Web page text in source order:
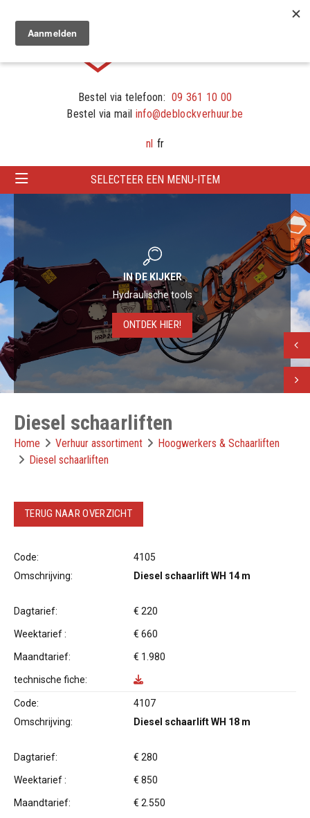
Bestel via telefoon: 09 361 10 00
Bestel via mail info@deblockverhuur.be
nl fr
SELECTEER EEN MENU-ITEM
PRODUCT IN DE KIJKER
Longreach rupskraan
ONTDEK HIER!
Diesel schaarliften
Home Verhuur assortiment
Hoogwerkers & Schaarliften
Diesel schaarliften
TERUG NAAR OVERZICHT
Code:
4105
Omschrijving:
Diesel schaarlift WH 14 m
Dagtarief: € 220
Weektarief : € 660
Maandtarief: € 1.980
technische fiche:
Code:
4107
Omschrijving:
Diesel schaarlift WH 18 m
Dagtarief: € 280
Weektarief : € 850
Maandtarief: € 2.550